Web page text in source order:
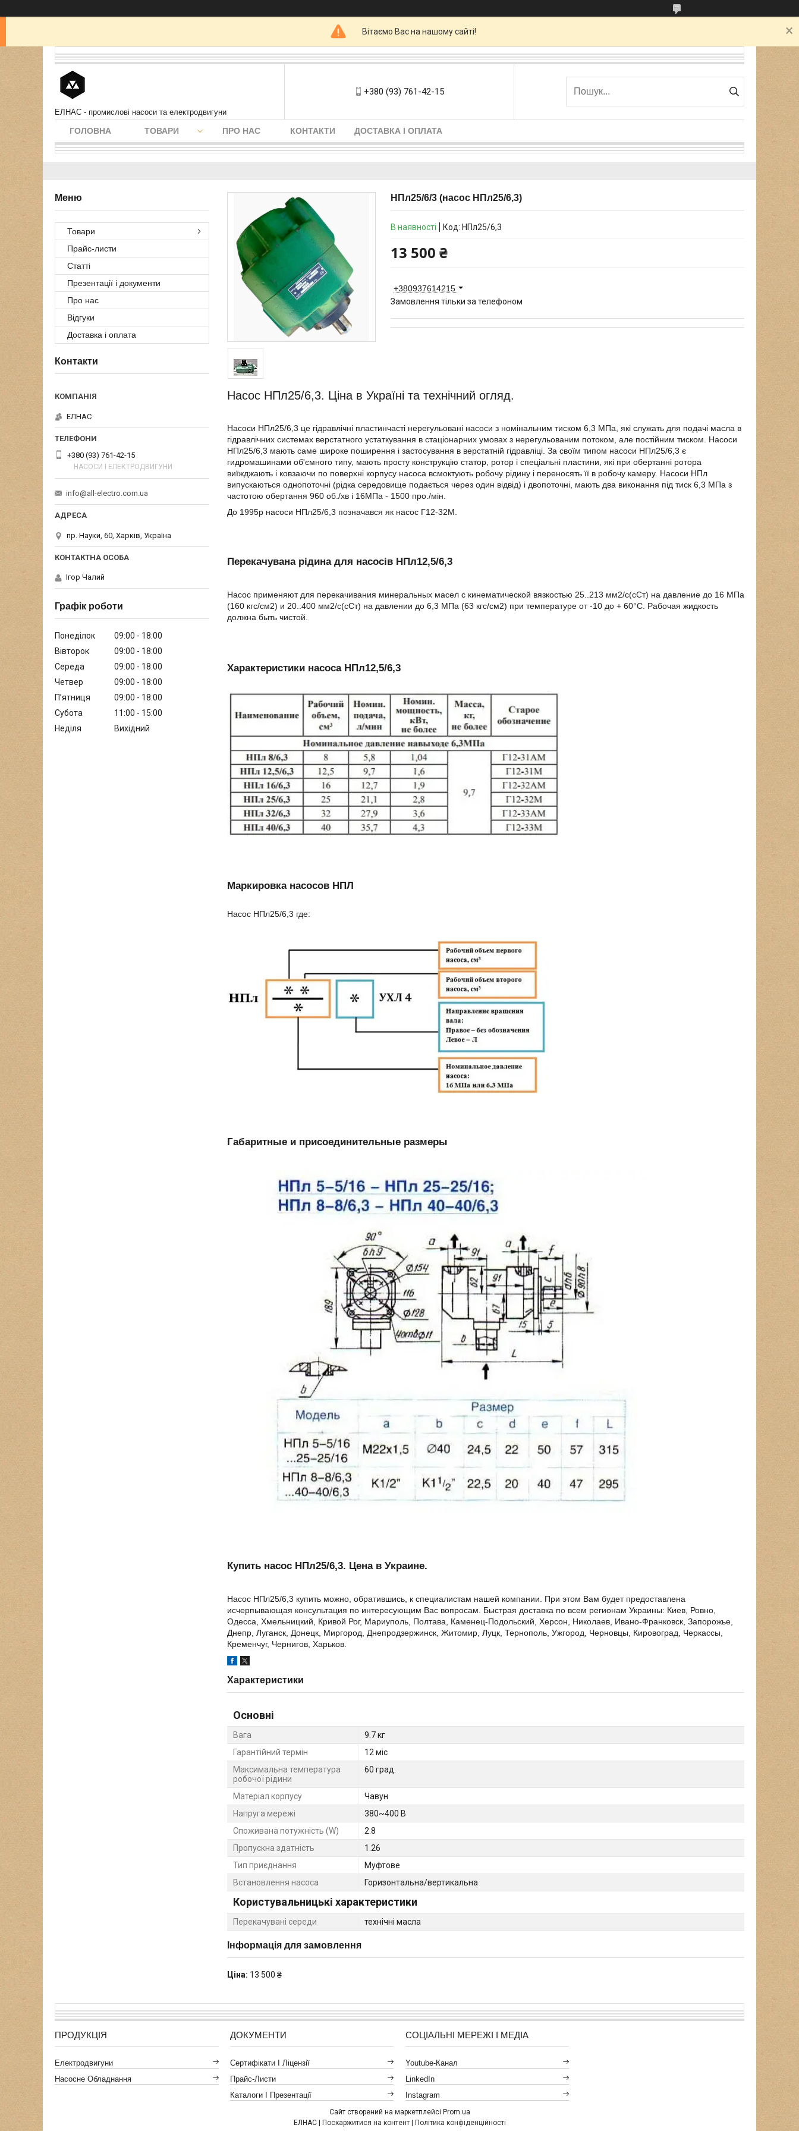
Вітаємо Вас на нашому сайті!
ЕЛНАС - промислові насоси та електродвигуни
+380 (93) 761-42-15
ГОЛОВНА ТОВАРИ ПРО НАС КОНТАКТИ ДОСТАВКА І ОПЛАТА
НПл25/6/3 (насос НПл25/6,3)
В наявності Код: НПл25/6,3
13 500 ₴
+380937614215
Замовлення тільки за телефоном
Насос НПл25/6,3. Ціна в Україні та технічний огляд.
Насоси НПл25/6,3 це гідравлічні пластинчасті нерегульовані насоси з номінальним тиском 6,3 МПа, які служать для подачі масла в
гідравлічних системах верстатного устаткування в стаціонарних умовах з нерегульованим потоком, але постійним тиском. Насоси
НПл25/6,3 мають саме широке поширення і застосування в верстатній гідравліці. За своїм типом насоси НПл25/6,3 є
гидромашинами об'ємного типу, мають просту конструкцію статор, ротор і спеціальні пластини, які при обертанні ротора
виїжджають і ковзаючи по поверхні корпусу насоса всмоктують робочу рідину і переносять її в робочу камеру. Насоси НПл
випускаються однопоточні (рідка середовище подається через один відвід) і двопоточні, мають два виконання під тиск 6,3 МПа з
частотою обертання 960 об./хв і 16МПа - 1500 про./мін.
До 1995р насоси НПл25/6,3 позначався як насос Г12-32М.
Перекачувана рідина для насосів НПл12,5/6,3
Насос применяют для перекачивания минеральных масел с кинематической вязкостью 25..213 мм2/с(сСт) на давление до 16 МПа
(160 кгс/см2) и 20..400 мм2/с(сСт) на давлении до 6,3 МПа (63 кгс/см2) при температуре от -10 до + 60°С. Рабочая жидкость
должна быть чистой.
Характеристики насоса НПл12,5/6,3
Маркировка насосов НПЛ
Насос НПл25/6,3 где:
Габаритные и присоединительные размеры
Купить насос НПл25/6,3. Цена в Украине.
Насос НПл25/6,3 купить можно, обратившись, к специалистам нашей компании. При этом Вам будет предоставлена
исчерпывающая консультация по интересующим Вас вопросам. Быстрая доставка по всем регионам Украины: Киев, Ровно,
Одесса, Хмельницкий, Кривой Рог, Мариуполь, Полтава, Каменец-Подольский, Херсон, Николаев, Ивано-Франковск, Запорожье,
Днепр, Луганск, Донецк, Миргород, Днепродзержинск, Житомир, Луцк, Тернополь, Ужгород, Черновцы, Кировоград, Черкассы,
Кременчуг, Чернигов, Харьков.
Характеристики
Основні
Вага
9.7 кг
Гарантійний термін
12 міс
Максимальна температура
робочої рідини
60 град.
Матеріал корпусу
Чавун
Напруга мережі
380~400 В
Споживана потужність (W)
2.8
Пропускна здатність
1.26
Тип приєднання
Муфтове
Встановлення насоса
Горизонтальна/вертикальна
Користувальницькі характеристики
Перекачувані середи технічні масла
Інформація для замовлення
Ціна: 13 500 ₴
Товари
Прайс-листи
Статті
Презентації і документи
Про нас
Відгуки
Доставка і оплата
Контакти
ЕЛНАС
+380 (93) 761-42-15
НАСОСИ І ЕЛЕКТРОДВИГУНИ
info@all-electro.com.ua
пр. Науки, 60, Харків, Україна
Ігор Чалий
Графік роботи
Понеділок 09:00
18:00
Вівторок
09:00
18:00
Середа
09:00
18:00
Четвер
09:00
18:00
Пʼятниця
09:00
18:00
Субота
11:00
15:00
Неділя
Вихідний
ПРОДУКЦІЯ
Електродвигуни
Насосне Обладнання
ДОКУМЕНТИ
Сертифікати І Ліцензії
Прайс-Листи
Каталоги І Презентації
СОЦІАЛЬНІ МЕРЕЖІ І МЕДІА
Youtube-Канал
LinkedIn
Instagram
Сайт створений на маркетплейсі Prom.ua
ЕЛНАС | Поскаржитися на контент | Політика конфіденційності